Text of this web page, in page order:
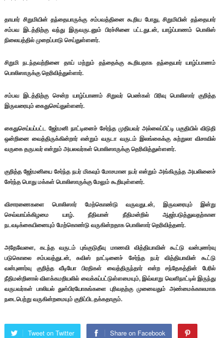
தாயார் சிறுமியின் தந்தையாருக்கு சம்பவத்தினை கூறிய போது, சிறுமியின் தந்தையார்
சம்பவ இடத்திற்கு வந்து இருவருடனும் பிரச்சினை பட்டதுடன், யாழ்ப்பாணம் பொலிஸ்
நிலையத்தில் முறைப்பாடு செய்துள்ளனர்.
சிறுமி நடந்தவற்றினை தாய் மற்றும் தந்தைக்கு கூறியதாக தந்தையார் யாழ்ப்பாணம்
பொலிஸாருக்கு தெரிவித்துள்ளார்.
சம்பவ இடத்திற்கு சென்ற யாழ்ப்பாணம் சிறுவர் பெண்கள் பிரிவு பொலிஸார் குறித்த
இருவரையும் கைதுசெய்துள்ளனர்.
கைதுசெய்யப்பட்ட ஜேர்மனி நாட்டினைச் சேர்ந்த முதியவர் அல்லைப்பிட்டி பகுதியில் விடுதி
ஒன்றினை வைத்திருக்கின்றார் என்றும் வருடா வருடம் இலங்கைக்கு சுற்றுலா விசாவில்
வருகை தருபவர் என்றும் அயலவர்கள் பொலிஸாருக்கு தெரிவித்துள்ளனர்.
குறித்த ஜேர்மனியை சேர்ந்த நபர் மிகவும் மோசமான நபர் என்றும் அங்கிருந்த அயலினைச்
சேர்ந்த பொது மக்கள் பொலிஸாருக்கு மேலும் கூறியுள்ளனர்.
விசாரணைகளை பொலிஸார் மேற்கொண்டு வருவதுடன், இருவரையும் இன்று
செவ்வாய்க்கிழமை யாழ். நீதிவான் நீதிமன்றில் ஆஜர்படுத்துவதற்கான
நடவடிக்கையினையும் மேற்கொண்டு வருகின்றதாக பொலிஸார் தெரிவித்தனர்.
அதேவேளை, கடந்த வருடம் புங்குடுதீவு மாணவி வித்தியாவின் கூட்டு வன்புணர்வு
படுகொலை சம்பவத்துடன், சுவிஸ் நாட்டினைச் சேர்ந்த நபர் வித்தியாவின் கூட்டு
வன்புணர்வு குறித்த வீடியோ பிரதிகள் வைத்திருந்தார் என்ற சந்தேகத்தின் பேரில்
நீதிமன்றினால் விளக்கமறியலில் வைக்கப்பட்டுள்ளமையும், இவ்வாறு வெளிநாட்டில் இருந்து
வருபவர்கள் பாலியல் துஸ்பிரயோகங்களை புரிவதற்கு முனைவதும் அண்மைக்காலமாக
நடைபெற்று வருகின்றமையும் குறிப்பிடதக்கதாகும்.
Tweet on Twitter Share on Facebook